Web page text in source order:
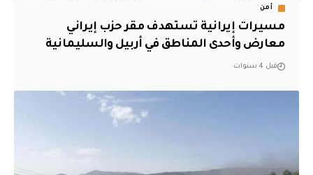
أمن
مسيرات إيرانية تستهدف مقر حزب إيراني
معارض وأحدى المناطق في أربيل والسليمانية
قبل 4 سنوات